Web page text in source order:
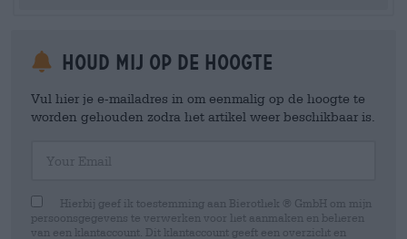
Houd mij op de hoogte
Vul hier je e-mailadres in om eenmalig op de hoogte te
worden gehouden zodra het artikel weer beschikbaar is.
Hierbij geef ik toestemming aan Bierothek ® GmbH om mijn
persoonsgegevens te verwerken voor het aanmaken en beheren
van een klantaccount. Dit klantaccount geeft een overzicht en